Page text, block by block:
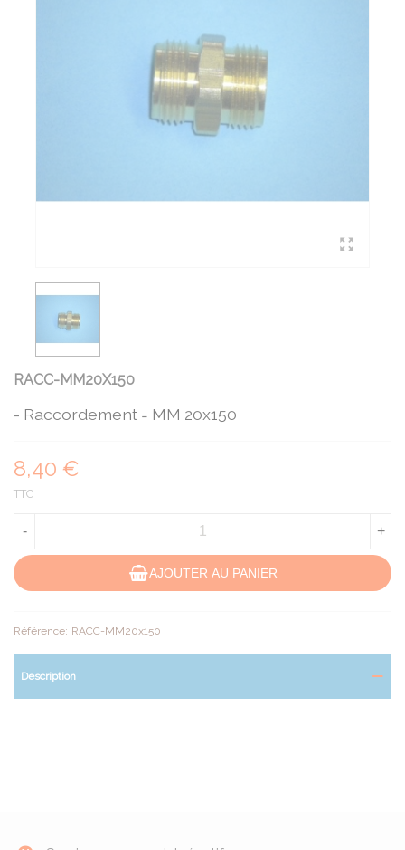
RACC-MM20X150
- Raccordement = MM 20x150
8,40 €
TTC
- +
AJOUTER AU PANIER
Référence: RACC-MM20x150
Description